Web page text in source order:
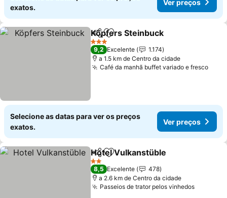
exatos.
Ver preços
PartilharAdicionar aos favoritos
Köpfers Steinbuck
3 Estrelas
9,2 Excelente
1.174
a 1.5 km de Centro da cidade
Café da manhã buffet variado e frescoVer
Selecione as datas para ver os preços
exatos.
Ver preços
PartilharAdicionar aos favoritos
Hotel Vulkanstüble
2 Estrelas
8,5 Excelente
478
a 2.6 km de Centro da cidade
Passeios de trator pelos vinhedosVer